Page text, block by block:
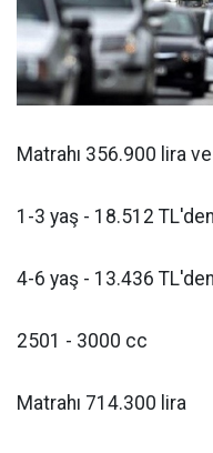
Matrahı 356.900 lira
1-3 yaş - 18.512
4-6 yaş - 13.436
2501 - 3000 cc
Matrahı 714.300 lira